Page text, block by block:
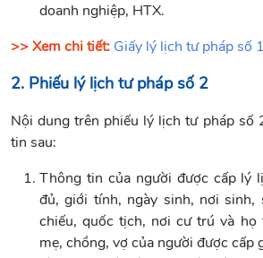
doanh nghiệp, HTX.
>> Xem chi tiết: Giấy lý lịch tư pháp số 1
2. Phiếu lý lịch tư pháp số 2
Nội dung trên phiếu lý lịch tư pháp số
tin sau:
Thông tin của người được cấp lý
đủ, giới tính, ngày sinh, nơi sinh,
chiếu, quốc tịch, nơi cư trú và họ
mẹ, chồng, vợ của người được cấp